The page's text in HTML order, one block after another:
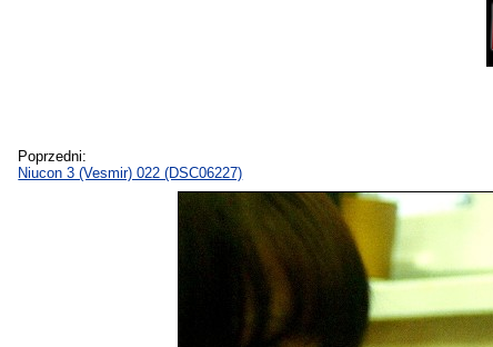
Poprzedni:
Niucon 3 (Vesmir) 022 (DSC06227)